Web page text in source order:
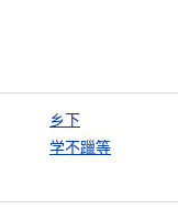
乡下
学不躐等